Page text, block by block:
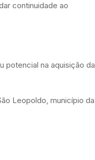
continuidade ao
potencial na aquisição da
Leopoldo, município da